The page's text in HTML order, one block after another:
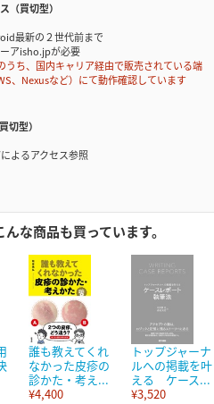
（買切型）
最新の２世代前まで
アisho.jpが必要
ち、国内キャリア経由で販売されている端
、Nexusなど）にて動作確認しています
切型）
よるアクセス参照
な商品も買っています。
誰も教えてくれ
なかった皮疹の
診かた・考え...
¥4,400
トップジャーナ
ルへの掲載を叶
える ケース...
¥3,520